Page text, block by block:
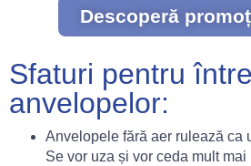
Descoperă
Sfaturi pentru
anvelopelor:
Anvelopele fără aer rulează ca
Se vor uza și vor ceda mult mai